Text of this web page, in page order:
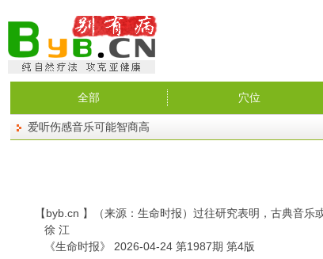
全部 穴位
爱听伤感音乐可能智商高
【byb.cn 】（来源：生命时报）过往研究表明，古典音乐
徐 江
《生命时报》 2026-04-24 第1987期 第4版